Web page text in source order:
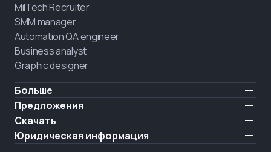
MilTech Recruiter
SMM manager
Automation QA engineer
Business analyst
Graphic designer
Больше
Цены
Отзывы
О нас
Предложения
IT для ветеранов
Нанять выпускника
Скачать
iOS
Юридическая информация